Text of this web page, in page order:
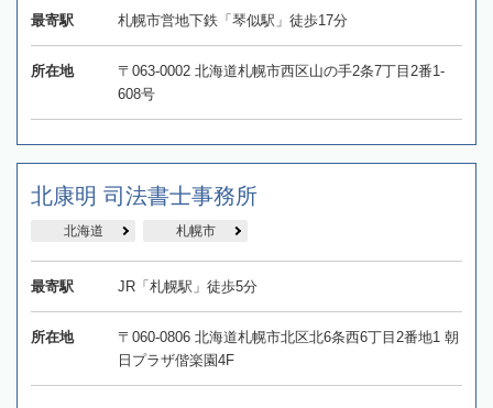
最寄駅 札幌市営地下鉄「琴似駅」徒歩17分
所在地
〒063-0002 北海道札幌市西区山の手2条7丁目2番1-
608号
北康明 司法書士事務所
北海道 札幌市
最寄駅 JR「札幌駅」徒歩5分
所在地
〒060-0806 北海道札幌市北区北6条西6丁目2番地1 朝
日プラザ偕楽園4F